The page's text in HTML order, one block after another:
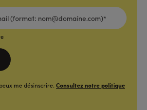
me désinscrire. Consultez notre politique